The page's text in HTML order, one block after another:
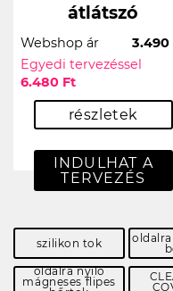
átlátszó
Webshop ár
3.490
Egyedi tervezéssel
6.480 Ft
részletek
INDULHAT A
TERVEZÉS
szilikon tok
oldalra nyíló
mágneses flipes